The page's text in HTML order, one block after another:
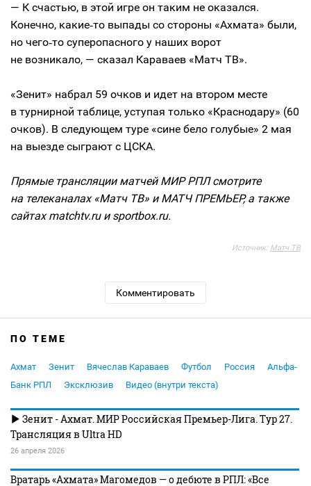
— К счастью, в этой игре он таким не оказался.
Конечно, какие‑то выпады со стороны «Ахмата» были,
но чего‑то суперопасного у наших ворот
не возникало, — сказал Караваев «Матч ТВ».
«Зенит» набрал 59 очков и идет на втором месте
в турнирной таблице, уступая только «Краснодару» (60
очков). В следующем туре «сине бело голубые» 2 мая
на выезде сыграют с ЦСКА.
Прямые трансляции матчей МИР РПЛ смотрите
на телеканалах «Матч ТВ» и МАТЧ ПРЕМЬЕР, а также
сайтах matchtv.ru и sportbox.ru.
Источник: Матч ТВ
Комментировать
ПО ТЕМЕ
Ахмат Зенит Вячеслав Караваев Футбол Россия
Альфа-
Банк РПЛ
Эксклюзив Видео (внутри текста)
Зенит - Ахмат. МИР Российская Премьер-Лига. Тур 27.
Трансляция в Ultra HD
26 апреля 2026
Вратарь «Ахмата» Магомедов — о дебюте в РПЛ: «Все